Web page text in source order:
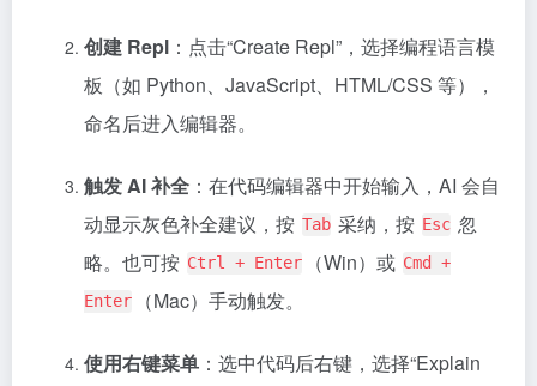
创建 Repl ：点击“Create Repl”，选择编程语言模
板（如 Python、JavaScript、HTML/CSS 等），
命名后进入编辑器。
触发 AI 补全 ：在代码编辑器中开始输入，AI 会自
动显示灰色补全建议，按 Tab 采纳，按 Esc 忽
略。也可按 Ctrl + Enter （Win）或 Cmd +
Enter
（Mac）手动触发。
使用右键菜单 ：选中代码后右键，选择“Explain